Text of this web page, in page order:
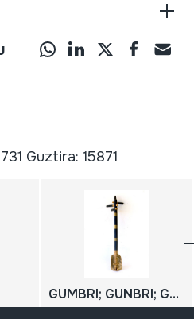
Guztira: 15871
GUMBRI; GUNBRI; GUINBRI